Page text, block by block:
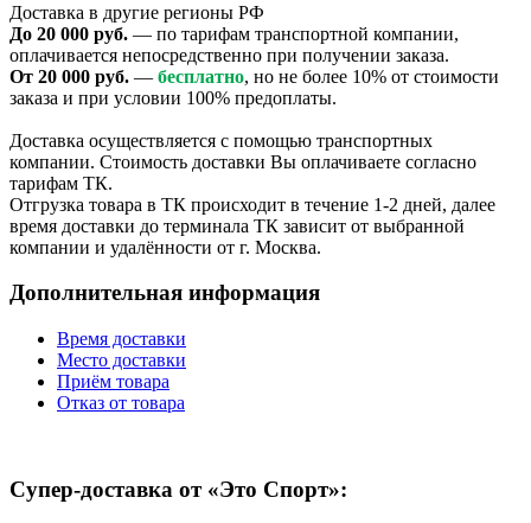
Доставка в другие регионы РФ
До 20 000 руб. — по тарифам транспортной компании,
оплачивается непосредственно при получении заказа.
От 20 000 руб. — бесплатно, но не более 10% от стоимости
заказа и при условии 100% предоплаты.
Доставка осуществляется с помощью транспортных
компании. Стоимость доставки Вы оплачиваете согласно
тарифам ТК.
Отгрузка товара в ТК происходит в течение 1-2 дней, далее
время доставки до терминала ТК зависит от выбранной
компании и удалённости от г. Москва.
Дополнительная информация
Время доставки
Место доставки
Приём товара
Отказ от товара
Супер-доставка от «Это Спорт»: